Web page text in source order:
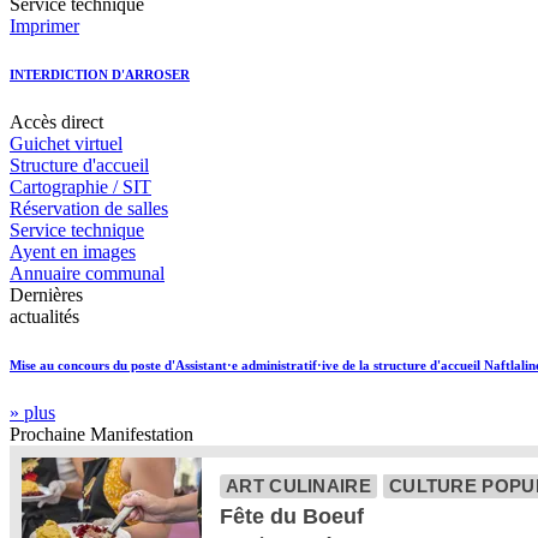
Imprimer
INTERDICTION D'ARROSER
Accès direct
Guichet virtuel
Structure d'accueil
Cartographie / SIT
Réservation de salles
Service technique
Ayent en images
Annuaire communal
Dernières
actualités
Mise au concours du poste d'Assistant·e administratif·ive de la structure d'accueil
» plus
Prochaine Manifestation